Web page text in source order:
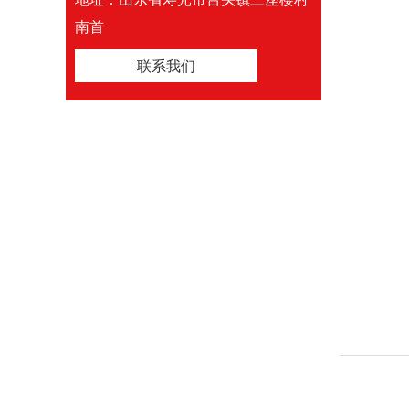
南首
联系我们